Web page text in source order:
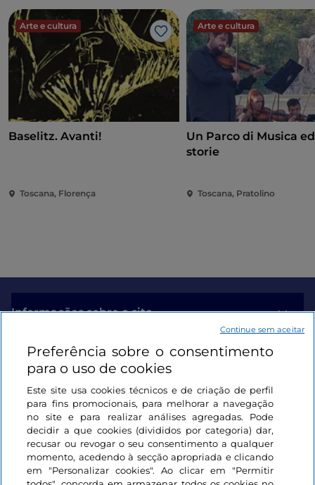
Arte e cultura
Gosto
Baselitz. Avanti!
Toscana, Florença
Arte e cultura
Un Parco di Musica
storie
Toscana, Pratolino
Informações sobre o site
Ligações úteis
Iniciar sessão
Mantenha-se em contacto
Preferência sobre o consentimento
para o uso de cookies
Este site usa cookies técnicos e de criação de perfil
para fins promocionais, para melhorar a navegação
no site e para realizar análises agregadas. Pode
decidir a que cookies (divididos por categoria) dar,
recusar ou revogar o seu consentimento a qualquer
momento, acedendo à secção apropriada e clicando
em "Personalizar cookies". Ao clicar em "Permitir
Continue sem aceitar